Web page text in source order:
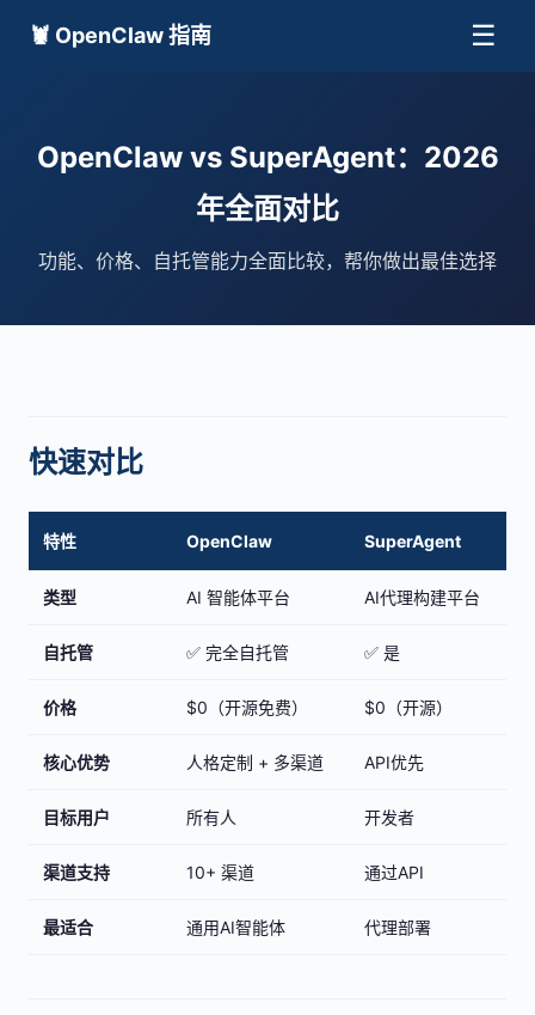
🦞 OpenClaw 指南 ☰
OpenClaw vs SuperAgent：2026
年全面对比
功能、价格、自托管能力全面比较，帮你做出最佳选择
快速对比
特性 OpenClaw SuperAgent
类型 AI 智能体平台 AI代理构建平台
自托管 ✅ 完全自托管 ✅ 是
价格 $0（开源免费） $0（开源）
核心优势 人格定制 + 多渠道 API优先
目标用户 所有人 开发者
渠道支持 10+ 渠道 通过API
最适合 通用AI智能体 代理部署